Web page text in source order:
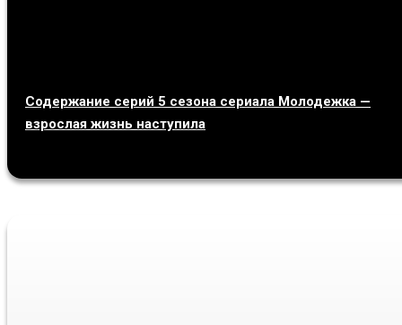
Содержание серий 5 сезона сериала Молодежка —
взрослая жизнь наступила